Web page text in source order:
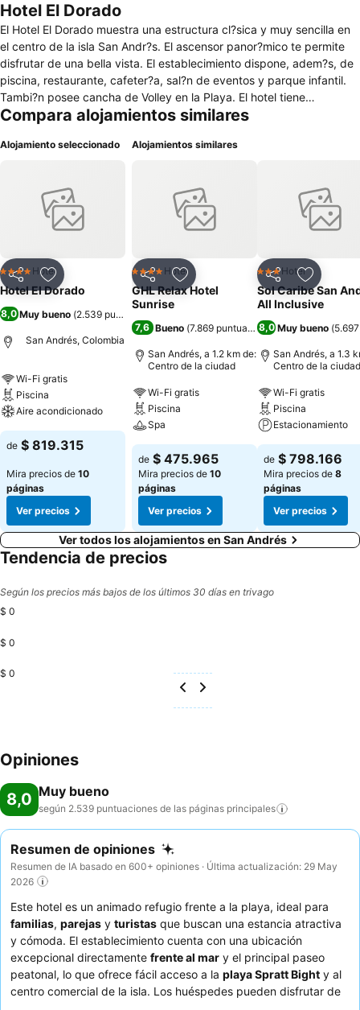
Hotel El Dorado
El Hotel El Dorado muestra una estructura cl?sica y muy sencilla en
el centro de la isla San Andr?s. El ascensor panor?mico te permite
disfrutar de una bella vista. El establecimiento dispone, adem?s, de
piscina, restaurante, cafeter?a, sal?n de eventos y parque infantil.
Tambi?n posee cancha de Volley en la Playa. El hotel tiene
departamento de recreaci?n, deportes de playa y piscina, aer?
presentan imitaciones de famosos, folclore colombiano, bailes
Compara alojamientos similares
Alojamiento seleccionado
CompartirAgregar a favoritos
4 EstrellasHotel
Hotel El Dorado
8,0 Muy bueno (2.539 puntuaciones
San Andrés, Colombia
Wi-Fi gratis
Piscina
Aire acondicionado
de $ 819.315
Mira precios de 10
páginas
Ver precios
Alojamientos similares
CompartirAgregar a favoritos
4 EstrellasHotel
GHL Relax Hotel
Sunrise
7,6 Bueno (7.869 puntuaciones)
San Andrés, a 1.2 km de:
Centro de la ciudad
Wi-Fi gratis
Piscina
Spa
de $ 475.965
Mira precios de 10
páginas
Ver precios
CompartirAgregar
3 Estrellas
Hotel
Sol Caribe San
All Inclusive
8,0 Muy bueno (
San Andrés, a 1.3
Centro de la ciudad
Wi-Fi gratis
Piscina
Estacionamiento
de $ 798.166
Mira precios de 8
páginas
Ver precios
Ver todos los alojamientos en San Andrés
Tendencia de precios
Según los precios más bajos de los últimos 30 días en trivago
$ 0
$ 0
$ 0
Opiniones
8,0 Muy bueno
según 2.539 puntuaciones de las páginas principales
Resumen de opiniones
Resumen de IA basado en 600+ opiniones · Última actualización: 29 May
2026
Este hotel es un animado refugio frente a la playa, ideal para
familias, parejas y turistas que buscan una estancia atractiva
y cómoda. El establecimiento cuenta con una ubicación
excepcional directamente frente al mar y el principal paseo
peatonal, lo que ofrece fácil acceso a la playa Spratt Bight y al
centro comercial de la isla. Los huéspedes pueden disfrutar de